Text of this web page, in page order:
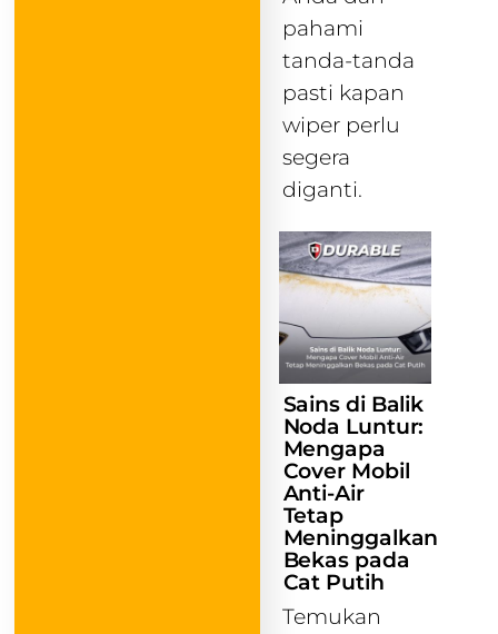
pahami
tanda-tanda
pasti kapan
wiper perlu
segera
diganti.
Sains di Balik
Noda Luntur:
Mengapa
Cover Mobil
Anti-Air
Tetap
Meninggalkan
Bekas pada
Cat Putih
Temukan